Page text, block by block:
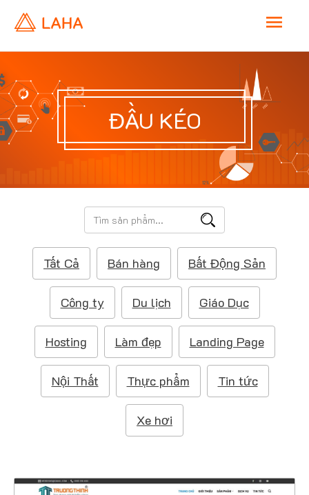
M
a
i
n
n
u
ĐẦU KÉO
T
ì
m
i
ế
m
Tất Cả Bán hàng Bất Động Sản
Công ty Du lịch Giáo Dục
Hosting Làm đẹp Landing Page
Nội Thất Thực phẩm Tin tức
Xe hơi